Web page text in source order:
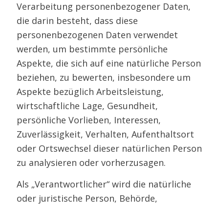
Verarbeitung personenbezogener Daten,
die darin besteht, dass diese
personenbezogenen Daten verwendet
werden, um bestimmte persönliche
Aspekte, die sich auf eine natürliche Person
beziehen, zu bewerten, insbesondere um
Aspekte bezüglich Arbeitsleistung,
wirtschaftliche Lage, Gesundheit,
persönliche Vorlieben, Interessen,
Zuverlässigkeit, Verhalten, Aufenthaltsort
oder Ortswechsel dieser natürlichen Person
zu analysieren oder vorherzusagen.
Als „Verantwortlicher“ wird die natürliche
oder juristische Person, Behörde,